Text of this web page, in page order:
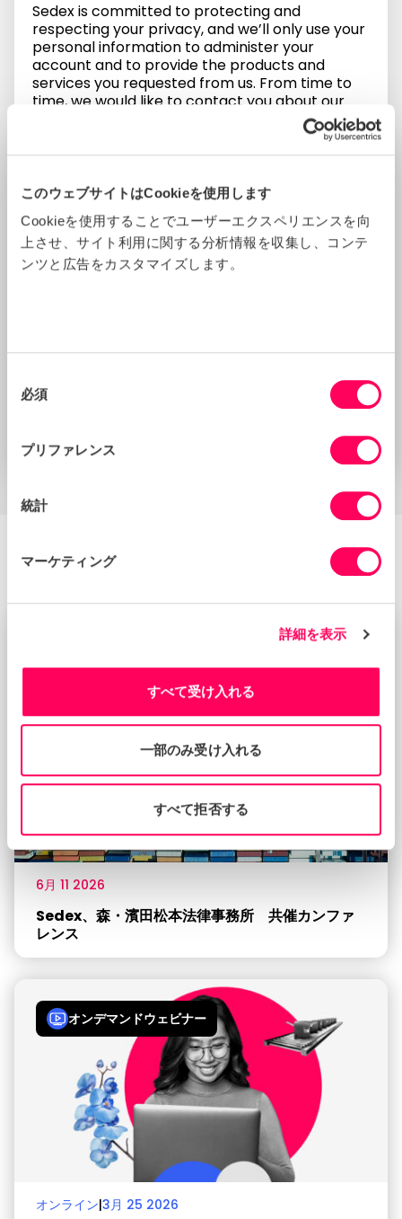
このウェブサイトはCookieを使用します
Cookieを使用することでユーザーエクスペリエンスを向
上させ、サイト利用に関する分析情報を収集し、コンテ
ンツと広告をカスタマイズします。
必須
プリファレンス
統計
マーケティング
詳細を表示
すべて受け入れる
一部のみ受け入れる
すべて拒否する
Sedex is committed to protecting and
respecting your privacy, and we’ll only use your
personal information to administer your
account and to provide the products and
services you requested from us. From time to
time, we would like to contact you about our
products and services, as well as other content
that may be of interest to you. If you consent to
us contacting you for this purpose, please tick
you:
You can unsubscribe from these
communications at any time. For more
information on how to unsubscribe, our privacy
By clicking submit below, you consent to allow
information submitted above to provide you
the content requested.
6月 11 2026
Sedex、森・濱田松本法律事務所 共催カンファ
レンス
オンデマンドウェビナー
オンライン|3月 25 2026